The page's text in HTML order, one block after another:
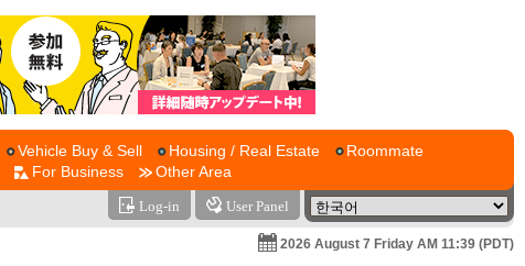
Vehicle Buy & Sell Housing / Real Estate
Roommate
For Business Other Area
Log-in User Panel
2026 August 7 Friday AM 11:39 (PDT)